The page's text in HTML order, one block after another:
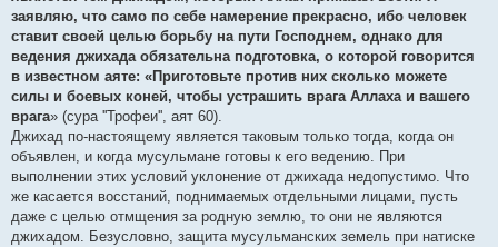
заявляю, что само по себе намерение прекрасно, ибо человек
ставит своей целью борьбу на пути Господнем, однако для
ведения джихада обязательна подготовка, о которой говорится
в известном аяте: «Приготовьте против них сколько можете
силы и боевых коней, чтобы устрашить врага Аллаха и вашего
врага» (сура ''Трофеи'', аят 60).
Джихад по-настоящему является таковым только тогда, когда он
объявлен, и когда мусульмане готовы к его ведению. При
выполнении этих условий уклонение от джихада недопустимо. Что
же касается восстаний, поднимаемых отдельными лицами, пусть
даже с целью отмщения за родную землю, то они не являются
джихадом. Безусловно, защита мусульманских земель при натиске